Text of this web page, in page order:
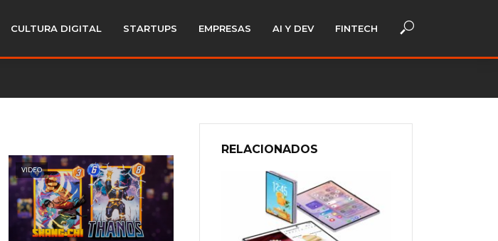
CULTURA DIGITAL STARTUPS EMPRESAS AI Y DEV FINTECH
VIDEO
RELACIONADOS